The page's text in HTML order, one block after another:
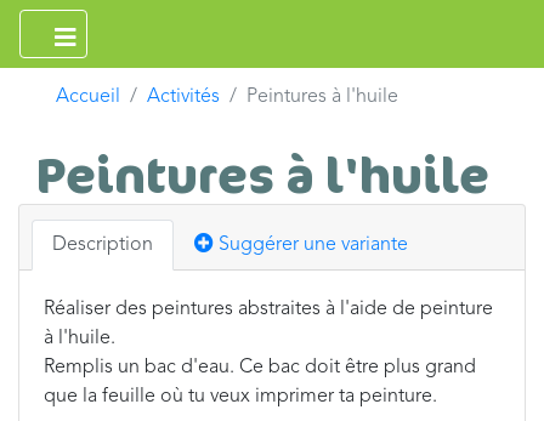
Accueil Activités Peintures à l'huile
Peintures à l'huile
Description Suggérer une variante
Réaliser des peintures abstraites à l'aide de peinture
à l'huile.
Remplis un bac d'eau. Ce bac doit être plus grand
que la feuille où tu veux imprimer ta peinture.